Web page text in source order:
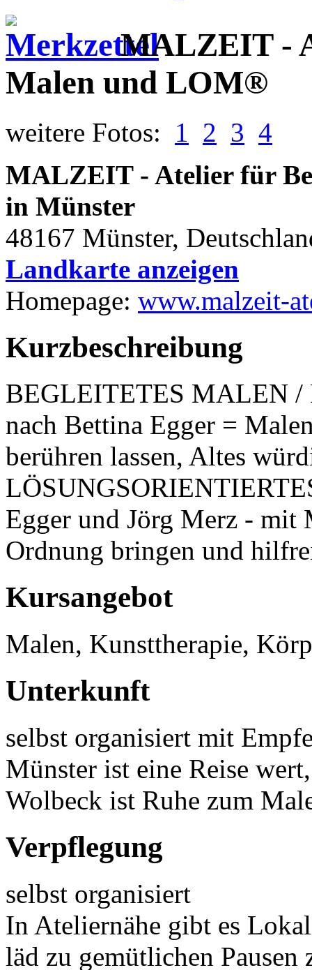
MALZEIT -
Malen und LOM®
weitere Fotos: 1 2 3 4
MALZEIT - Atelier für
in Münster
48167 Münster,
Landkarte anzeigen
Homepage: www.malzeit-
Kurzbeschreibung
BEGLEITETES MALEN /
nach Bettina Egger =
berühren lassen, Altes
Egger und Jörg Merz - mit
Ordnung bringen und
Kursangebot
Malen, Kunsttherapie,
Unterkunft
selbst organisiert mit
Münster ist eine Reise
Wolbeck ist Ruhe zum
Verpflegung
selbst organisiert
In Ateliernähe gibt es
läd zu gemütlichen